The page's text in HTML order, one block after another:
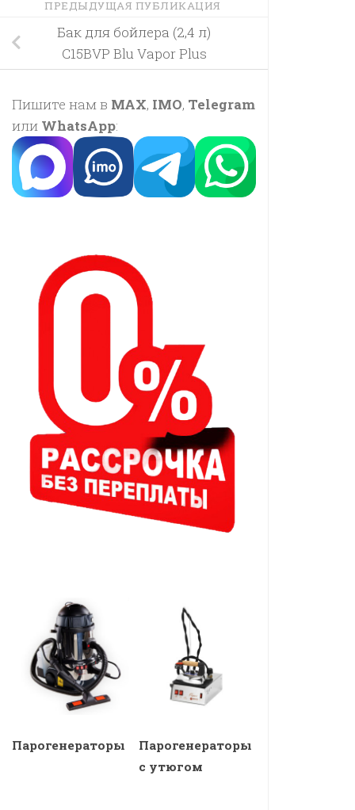
ПРЕДЫДУЩАЯ ПУБЛИКАЦИЯ
Бак для бойлера (2,4 л)
C15BVP Blu Vapor Plus
Пишите нам в MAX, IMO, Telegram
или WhatsApp:
Парогенераторы
Парогенераторы
с утюгом